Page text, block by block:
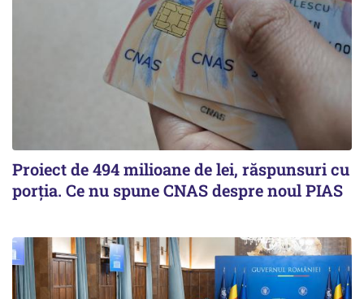
Proiect de 494 milioane de lei, răspunsuri cu
porția. Ce nu spune CNAS despre noul PIAS